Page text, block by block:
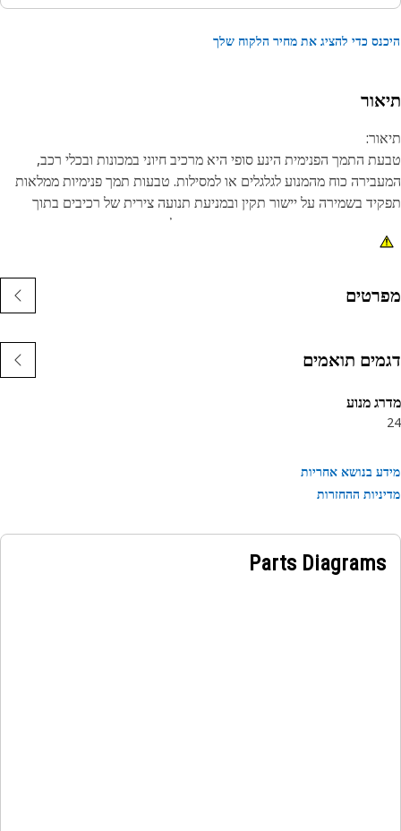
כדי להציג את מחיר הלקוח שלך
התמך הפנימית הינע סופי היא מרכיב חיוני במכונות ובכלי רכב,
כוח מהמנוע לגלגלים או למסילות. טבעות תמך פנימיות ממלאות
בשמירה על יישור תקין ובמניעת תנועה צירית של רכיבים בתוך
הינע סופי. הטבעת עשויה מחומר פלדה קפיצי שנדחס בעת התקנתו,
לשמור אותו במקומו.
התמך הפנימית עבור הינע סופי משמשת כדי לספק שיטת הידוק
ואמינה להחזקת רכיבים במקום בתוך המערכת.
תואמים
מנוע
בנושא אחריות
ההחזרות
Parts Diagrams